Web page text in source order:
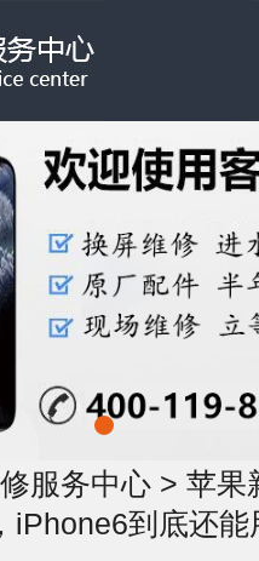
服务中心 > 苹果
iPhone6到底还能